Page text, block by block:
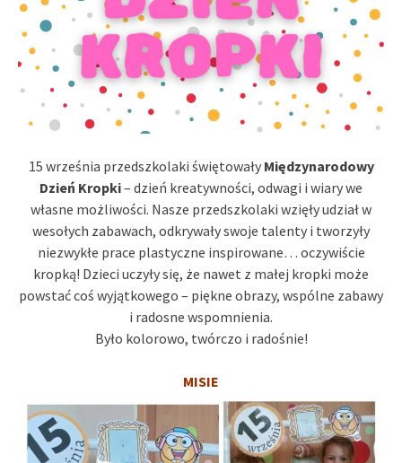
15 września przedszkolaki świętowały Międzynarodowy
Dzień Kropki– dzień kreatywności, odwagi i wiary we
własne możliwości. Nasze przedszkolaki wzięły udział w
wesołych zabawach, odkrywały swoje talenty i tworzyły
niezwykłe prace plastyczne inspirowane… oczywiście
kropką! Dzieci uczyły się, że nawet z małej kropki może
powstać coś wyjątkowego – piękne obrazy, wspólne zabawy
i radosne wspomnienia.
Było kolorowo, twórczo i radośnie!
MISIE